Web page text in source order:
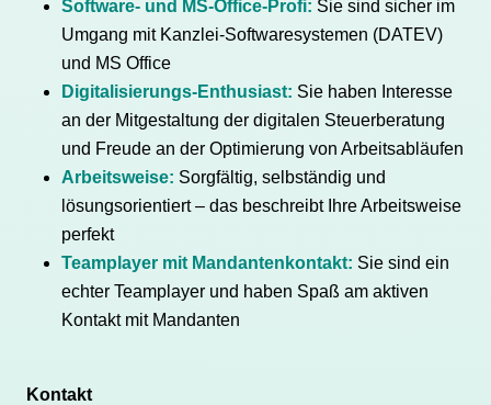
Software- und MS-Office-Profi: Sie sind sicher im
Umgang mit Kanzlei-Softwaresystemen (DATEV)
und MS Office
Digitalisierungs-Enthusiast: Sie haben Interesse
an der Mitgestaltung der digitalen Steuerberatung
und Freude an der Optimierung von Arbeitsabläufen
Arbeitsweise: Sorgfältig, selbständig und
lösungsorientiert – das beschreibt Ihre Arbeitsweise
perfekt
Teamplayer mit Mandantenkontakt: Sie sind ein
echter Teamplayer und haben Spaß am aktiven
Kontakt mit Mandanten
Kontakt